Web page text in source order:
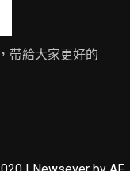
帶給大家更好的